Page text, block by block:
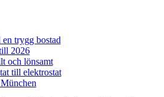
trygg bostad
2026
och lönsamt
till elektrostat